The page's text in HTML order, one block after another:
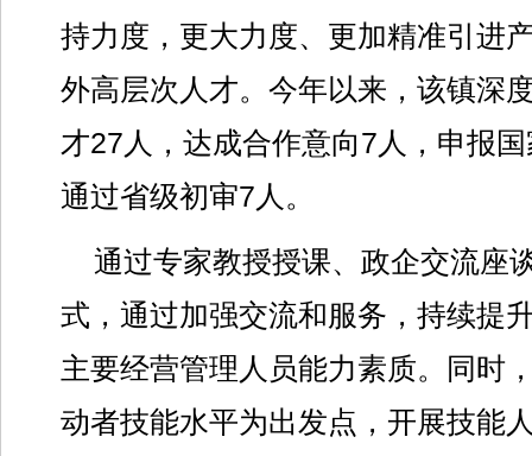
持力度，更大力度、更加精准引进
外高层次人才。今年以来，该镇深
才27人，达成合作意向7人，申报
通过省级初审7人。
通过专家教授授课、政企交流座
式，通过加强交流和服务，持续提
主要经营管理人员能力素质。同时
动者技能水平为出发点，开展技能